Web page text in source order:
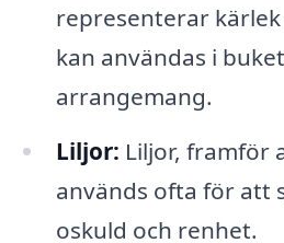
representerar
kan användas i
arrangemang.
Liljor: Liljor, framför
används ofta för att
oskuld och renhet.